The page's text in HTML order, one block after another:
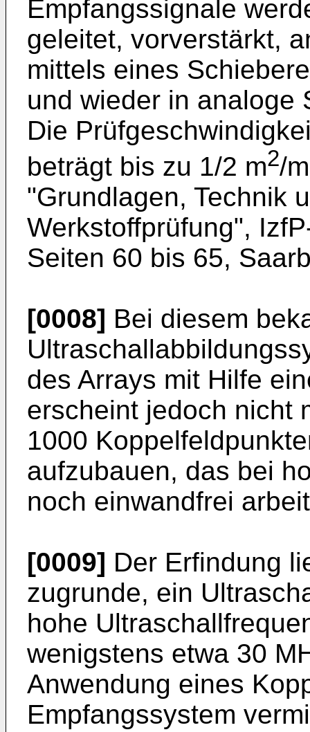
Empfangssignale
geleitet, vorverstärkt,
mittels eines
und wieder in analoge
Die
beträgt bis zu 1/2 m2/
"Grundlagen, Technik
Werkstoffprüfung",
Seiten 60 bis 65,
[0008] Bei diesem
des Arrays mit Hilfe
erscheint jedoch nicht
1000
aufzubauen, das bei
noch einwandfrei
[0009] Der Erfindung
zugrunde, ein
hohe
wenigstens etwa 30
Anwendung eines
Empfangssystem